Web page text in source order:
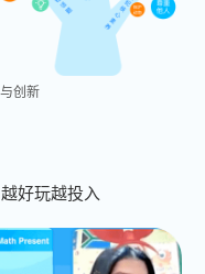
创新
好玩越投入